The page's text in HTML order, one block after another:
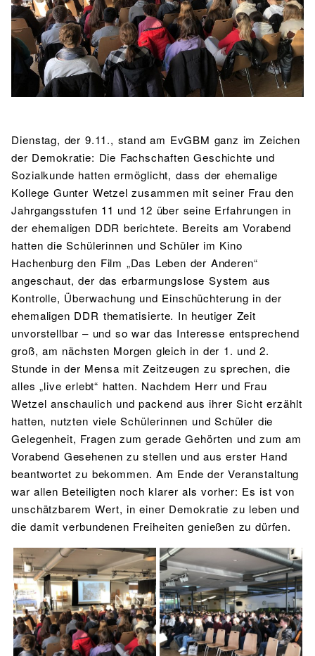
BIBLIOTHEK
Bibliothek Bibliothekskatalog
Schulbuchausleihe
Lehrmittelfreiheit
Buchempfehlungen
Mensa & Bistro Speiseplan
Ernährungskonzept
Food Scouts
FAQs
SPORT
Sport als Leistungsfach Exkursionen
Wettkämpfe
Fachschaft
JtfO
Dienstag, der 9.11., stand am EvGBM ganz im Zeichen
der Demokratie: Die Fachschaften Geschichte und
Sozialkunde hatten ermöglicht, dass der ehemalige
Kollege Gunter Wetzel zusammen mit seiner Frau den
Jahrgangsstufen 11 und 12 über seine Erfahrungen in
der ehemaligen DDR berichtete. Bereits am Vorabend
hatten die Schülerinnen und Schüler im Kino
Hachenburg den Film „Das Leben der Anderen“
angeschaut, der das erbarmungslose System aus
Kontrolle, Überwachung und Einschüchterung in der
ehemaligen DDR thematisierte. In heutiger Zeit
unvorstellbar – und so war das Interesse entsprechend
groß, am nächsten Morgen gleich in der 1. und 2.
Stunde in der Mensa mit Zeitzeugen zu sprechen, die
alles „live erlebt“ hatten. Nachdem Herr und Frau
Wetzel anschaulich und packend aus ihrer Sicht erzählt
hatten, nutzten viele Schülerinnen und Schüler die
Gelegenheit, Fragen zum gerade Gehörten und zum am
Vorabend Gesehenen zu stellen und aus erster Hand
beantwortet zu bekommen. Am Ende der Veranstaltung
war allen Beteiligten noch klarer als vorher: Es ist von
unschätzbarem Wert, in einer Demokratie zu leben und
die damit verbundenen Freiheiten genießen zu dürfen.